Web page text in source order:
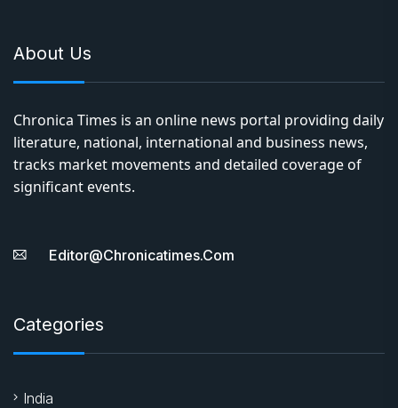
About Us
Chronica Times is an online news portal providing daily
literature, national, international and business news,
tracks market movements and detailed coverage of
significant events.
Editor@chronicatimes.com
Categories
India